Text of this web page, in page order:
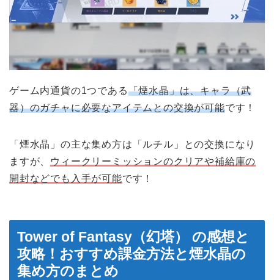
ゲーム内通貨の1つである「煙水晶」は、キャラ（武
器）のガチャに必要なアイテムとの交換が可能です！
「煙水晶」の主な集め方は「ルチル」との交換になり
ますが、
ウィークリーミッションのクリアや補給庫の
開封などでも入手が可能です！
Tower of Fantasy（幻塔） の感想と
攻略！おすすめ課金方法と煙水晶の
集め方のまとめ